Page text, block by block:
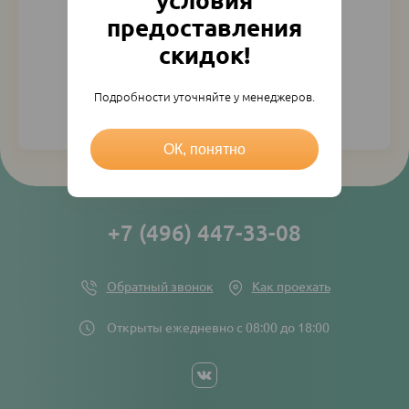
Открыты ежедневно с 08:00 до 18:00
+7 (496) 447-33-08
Обратный звонок Как проехать
Social
предоставления
скидок!
Подробности уточняйте у менеджеров.
ОК, понятно